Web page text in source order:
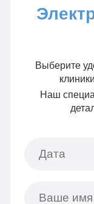
Выберите
Наш